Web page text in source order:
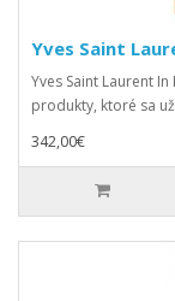
Yves Saint
Yves Saint Laurent
produkty, ktoré sa
342,00€